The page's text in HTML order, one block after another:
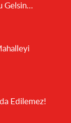
Uğurlu Gelsin…
Edilemez!